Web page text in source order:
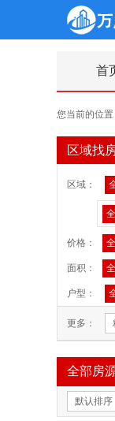
首
您当前的位置
区域找
区域：
价格：
面积：
户型：
更多：
全部房
默认排序